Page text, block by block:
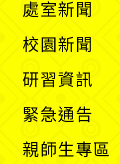
處室新聞
校園新聞
研習資訊
緊急通告
親師生專區